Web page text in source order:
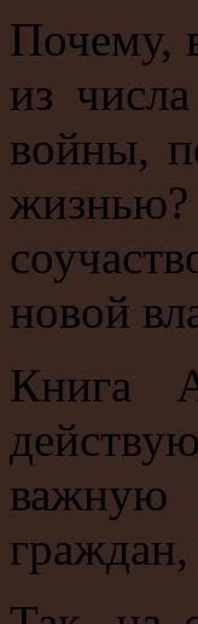
Почему,
из
войны,
новой
Книга
важную